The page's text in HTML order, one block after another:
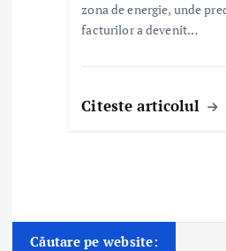
zona de energie, unde
facturilor a devenit…
Citeste articolul
Căutare pe website: